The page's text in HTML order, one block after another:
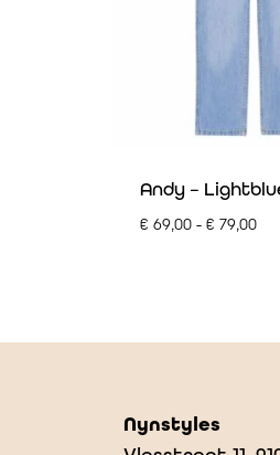
Andy –
€ 69,00 - € 79,00
Nynstyles